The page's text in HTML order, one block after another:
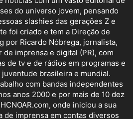
do universo jovem, pensando
slashies das gerações Z e
foi criado e tem a Direção de
por Ricardo Nóbrega, jornalista,
de imprensa e digital (PR), com
de tv e de rádios em programas e
brasileira e mundial.
com bandas independentes
anos 2000 e por mais de 10 dez
onde iniciou a sua
de imprensa em contas diversos